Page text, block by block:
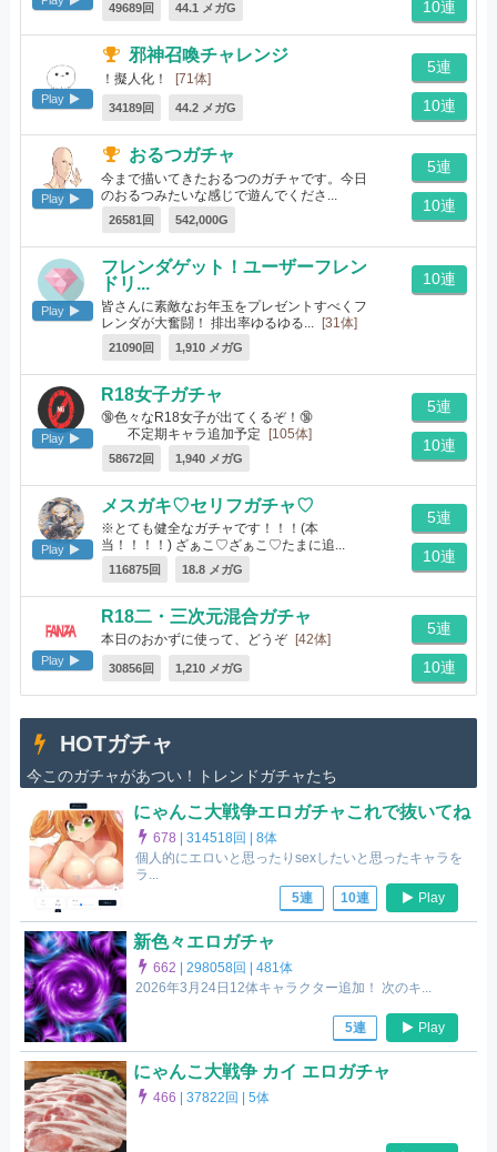
49689回 44.1 メガG 10連
Play
邪神召喚チャレンジ
！擬人化！ [71体]
34189回 44.2 メガG
5連
10連
Play
おるつガチャ
今まで描いてきたおるつのガチャです。今日
のおるつみたいな感じで遊んでくださ...
26581回 542,000G
5連
10連
Play
フレンダゲット！ユーザーフレン
ドリ...
皆さんに素敵なお年玉をプレゼントすべくフ
レンダが大奮闘！ 排出率ゆるゆる...
[31体]
21090回 1,910 メガG
10連
Play
R18女子ガチャ
🔞色々なR18女子が出てくるぞ！🔞
不定期キャラ追加予定 [105体]
58672回 1,940 メガG
5連
10連
Play
メスガキ♡セリフガチャ♡
※とても健全なガチャです！！！(本
当！！！！) ざぁこ♡ざぁこ♡たまに追...
116875回 18.8 メガG
5連
10連
Play
R18二・三次元混合ガチャ
本日のおかずに使って、どうぞ [42体]
30856回 1,210 メガG
5連
10連
HOTガチャ
今このガチャがあつい！トレンドガチャたち
にゃんこ大戦争エロガチャこれで抜いてね
678 |314518回 |8体
個人的にエロいと思ったりsexしたいと思ったキャラを
ラ...
5連
10連 Play
新色々エロガチャ
662 |298058回 |481体
2026年3月24日12体キャラクター追加！ 次のキ...
5連 Play
にゃんこ大戦争 カイ エロガチャ
466 |37822回 |5体